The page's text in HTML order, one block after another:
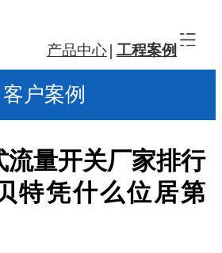
产品中心 工程案例
客户案例
流量开关厂家排行
特凭什么位居第